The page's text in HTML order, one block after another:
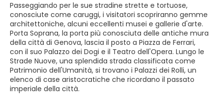
Passeggiando per le sue stradine strette e tortuose,
conosciute come caruggi, i visitatori scopriranno gemme
architettoniche, alcuni eccellenti musei e gallerie d'arte.
Porta Soprana, la porta più conosciuta delle antiche mura
della città di Genova, lascia il posto a Piazza de Ferrari,
con il suo Palazzo dei Dogi e il Teatro dell'Opera. Lungo le
Strade Nuove, una splendida strada classificata come
Patrimonio dell'Umanità, si trovano i Palazzi dei Rolli, un
elenco di case aristocratiche che ricordano il passato
imperiale della città.